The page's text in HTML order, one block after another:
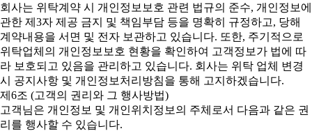
회사는 위탁계약 시 개인정보보호 관련 법규의 준수, 개인정보에
관한 제3자 제공 금지 및 책임부담 등을 명확히 규정하고, 당해
계약내용을 서면 및 전자 보관하고 있습니다. 또한, 주기적으로
위탁업체의 개인정보보호 현황을 확인하여 고객정보가 법에 따
라 보호되고 있음을 관리하고 있습니다. 회사는 위탁 업체 변경
시 공지사항 및 개인정보처리방침을 통해 고지하겠습니다.
제6조 (고객의 권리와 그 행사방법)
고객님은 개인정보 및 개인위치정보의 주체로서 다음과 같은 권
리를 행사할 수 있습니다.